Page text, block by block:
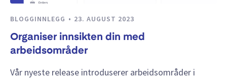
BLOGGINNLEGG 23. AUGUST 2023
Organiser innsikten din med
arbeidsområder
Vår nyeste release introduserer arbeidsområder i